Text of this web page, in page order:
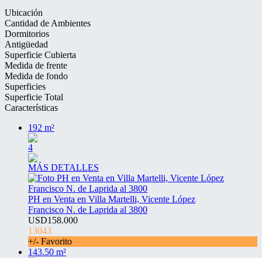
Ubicación
Cantidad de Ambientes
Dormitorios
Antigüedad
Superficie Cubierta
Medida de frente
Medida de fondo
Superficies
Superficie Total
Características
192 m²
4
MÁS DETALLES
PH en Venta en Villa Martelli, Vicente López
Francisco N. de Laprida al 3800
USD158.000
13043
+/- Favorito
143.50 m²